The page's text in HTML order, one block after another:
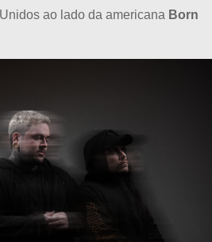
ao lado da americana Born